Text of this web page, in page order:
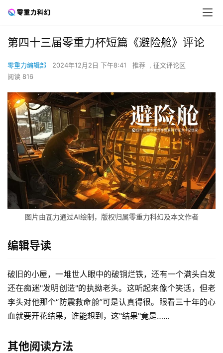
第四十三届零重力杯短篇《避险舱》评论
零重力编辑部 2024年12月2日 下午8:41 推荐 , 征文评论区
阅读 816
图片由瓦力通过AI绘制，版权归属零重力科幻及本文作者
编辑导读
破旧的小屋，一堆世人眼中的破铜烂铁，还有一个满头白发
还在痴迷"发明创造"的执拗老头。这听起来像个笑话，但老
李头对他那个“防震救命舱”可是认真得很。眼看三十年的心
血就要开花结果，谁能想到，这"结果"竟是……
其他阅读方法